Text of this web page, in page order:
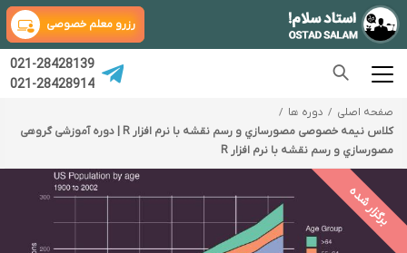
رزرو معلم خصوصی
021-28428139
021-28428914
صفحه اصلی
دوره ها
کلاس نیمه خصوصی مصورسازي و رسم نقشه با نرم افزار R | دوره آموزشی گروهی
مصورسازي و رسم نقشه با نرم افزار R
برگزار شده